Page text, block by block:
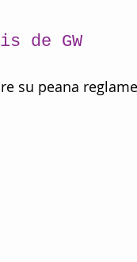
de GW
su peana